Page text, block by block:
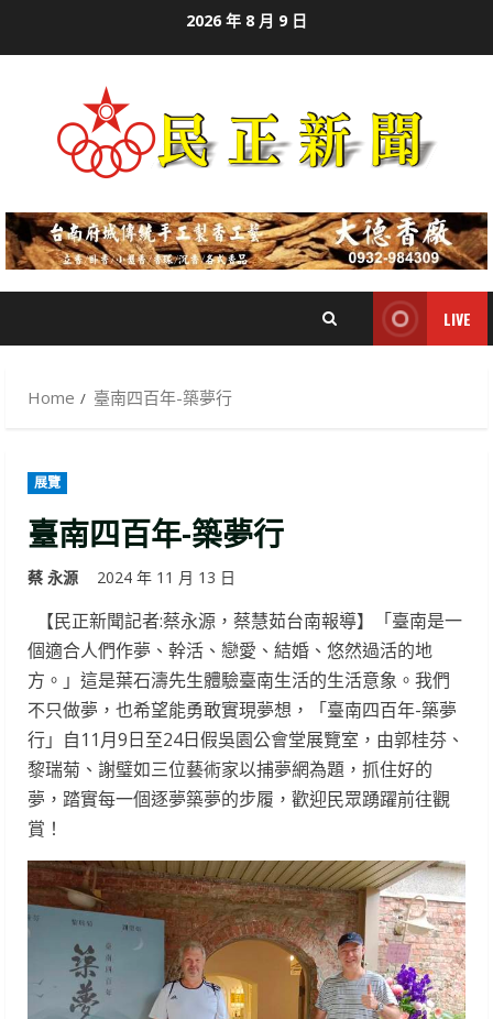
2026 年 8 月 9 日
LIVE
Home 臺南四百年-築夢行
展覽
臺南四百年-築夢行
蔡 永源 2024 年 11 月 13 日
【民正新聞記者:蔡永源，蔡慧茹台南報導】「臺南是一
個適合人們作夢、幹活、戀愛、結婚、悠然過活的地
方。」這是葉石濤先生體驗臺南生活的生活意象。我們
不只做夢，也希望能勇敢實現夢想，「臺南四百年-築夢
行」自11月9日至24日假吳園公會堂展覽室，由郭桂芬、
黎瑞菊、謝璧如三位藝術家以捕夢網為題，抓住好的
夢，踏實每一個逐夢築夢的步履，歡迎民眾踴躍前往觀
賞！